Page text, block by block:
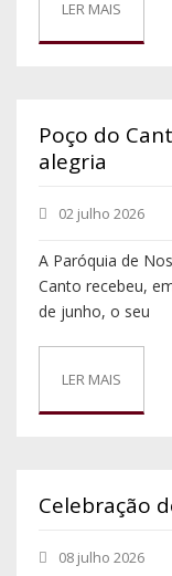
LER MAIS
Poço do
alegria
02 julho 2026
A Paróquia de
Canto recebeu,
de junho, o seu
LER MAIS
Celebração
08 julho 2026